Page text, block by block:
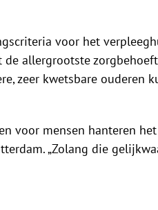
voor het
de allergrootste
zeer kwetsbare ouderen
mensen hanteren het
„Zolang die